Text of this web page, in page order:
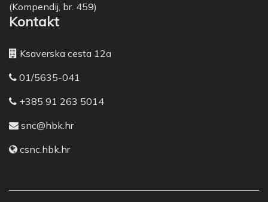
(Kompendij, br. 459)
Kontakt
Ksaverska cesta 12a
01/5635-041
+385 91 263 5014
snc@hbk.hr
csnc.hbk.hr